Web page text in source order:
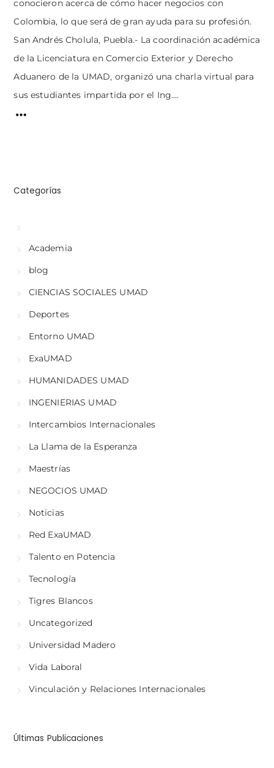
conocieron acerca de cómo hacer negocios con
Colombia, lo que será de gran ayuda para su profesión.
San Andrés Cholula, Puebla.- La coordinación académica
de la Licenciatura en Comercio Exterior y Derecho
Aduanero de la UMAD, organizó una charla virtual para
sus estudiantes impartida por el Ing....
Categorías
Academia
blog
CIENCIAS SOCIALES UMAD
Deportes
Entorno UMAD
ExaUMAD
HUMANIDADES UMAD
INGENIERIAS UMAD
Intercambios Internacionales
La Llama de la Esperanza
Maestrías
NEGOCIOS UMAD
Noticias
Red ExaUMAD
Talento en Potencia
Tecnología
Tigres Blancos
Uncategorized
Universidad Madero
Vida Laboral
Vinculación y Relaciones Internacionales
Últimas Publicaciones